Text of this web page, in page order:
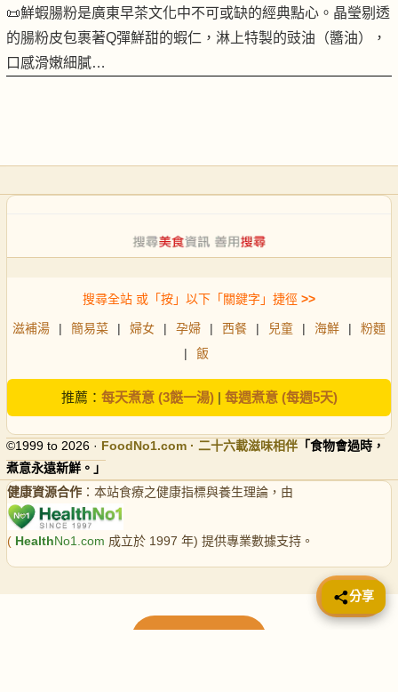
📜鮮蝦腸粉是廣東早茶文化中不可或缺的經典點心。晶瑩剔透
的腸粉皮包裹著Q彈鮮甜的蝦仁，淋上特製的豉油（醬油），
口感滑嫩細膩…
搜尋全站 或「按」以下「關鍵字」捷徑 >>
滋補湯 | 簡易菜 | 婦女 | 孕婦 | 西餐 | 兒童 | 海鮮 |
粉麵
|
飯
推薦： 每天煮意 (3餸一湯)| 每週煮意 (每週5天)
©1999 to 2026 · FoodNo1.com · 二十六載滋味相伴 「食物會過時，
煮意永遠新鮮。」
健康資源合作 ：本站食療之健康指標與養生理論，由
( HealthNo1.com 成立於 1997 年) 提供專業數據支持。
📤 分享
分享